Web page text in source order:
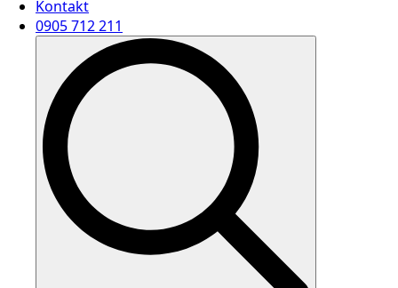
Kontakt
0905 712 211